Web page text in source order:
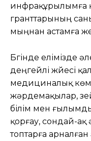
инфрақұрылымға
гранттарының
мыңнан астамға
Бүгінде елімізде
деңгейлі жүйесі
медициналық
жәрдемақылар,
білім мен
қорғау, сондай-ақ
топтарға